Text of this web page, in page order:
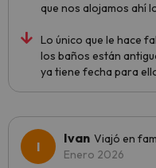
que nos alojamos ahí
Lo único que le hace
los baños están
ya tiene fecha para
Ivan Viajó en
Enero 2026